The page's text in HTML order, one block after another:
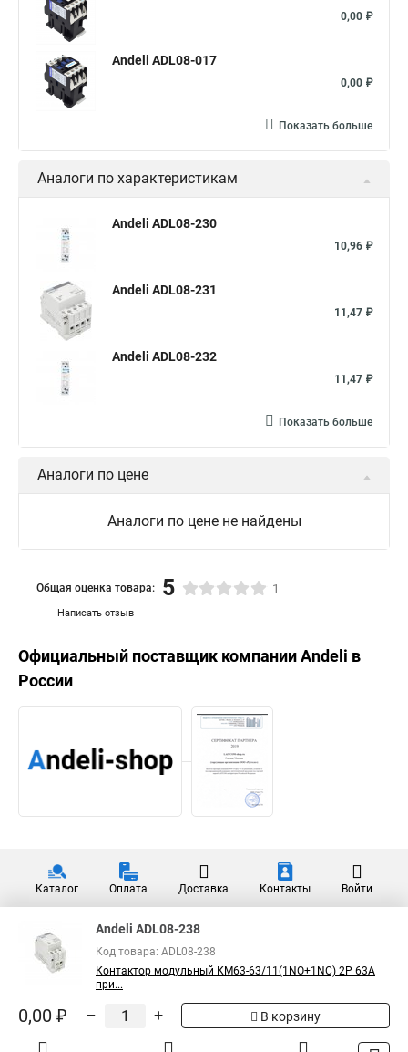
0,00 ₽
Andeli ADL08-017
0,00 ₽
Показать больше
Аналоги по характеристикам
Andeli ADL08-230
10,96 ₽
Andeli ADL08-231
11,47 ₽
Andeli ADL08-232
11,47 ₽
Показать больше
Аналоги по цене
Аналоги по цене не найдены
Написать отзыв
Общая оценка товара: 5 1
Официальный поставщик компанииAndeli в
России
Каталог Оплата Доставка Контакты Войти
Andeli ADL08-238
Код товара: ADL08-238
Контактор модульный КМ63-63/11(1NO+1NC) 2P 63A
при...
0,00 ₽ – + В корзину